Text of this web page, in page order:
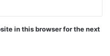
in this browser for the next